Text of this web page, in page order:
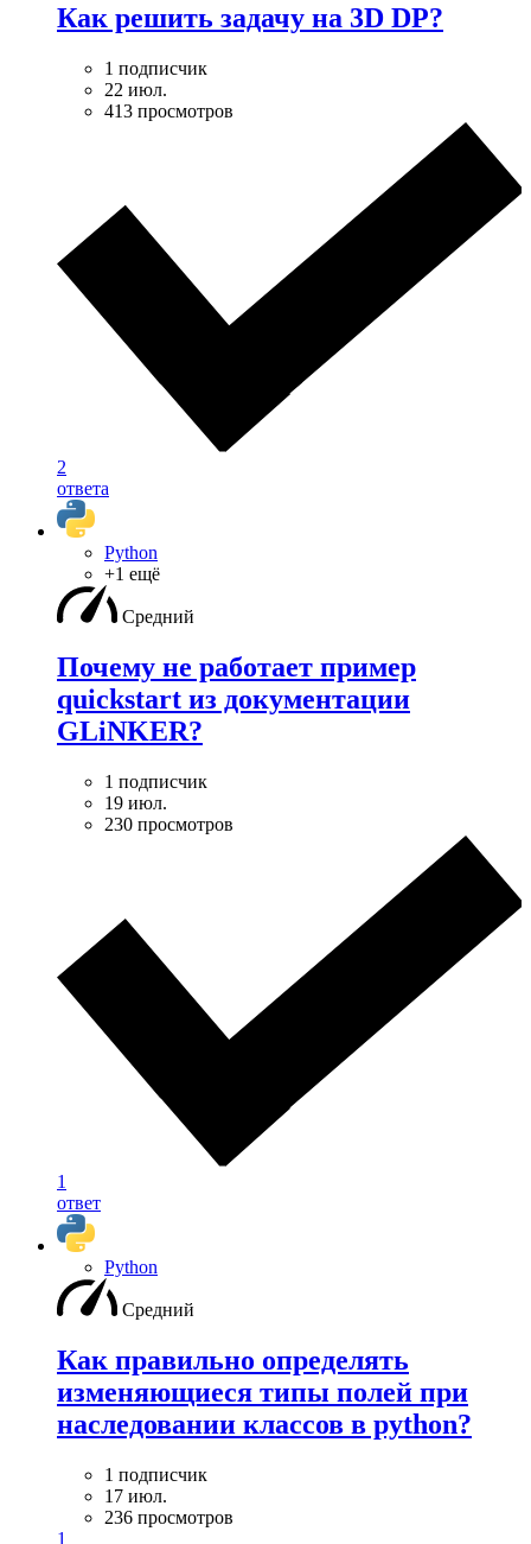
Как решить задачу на 3D DP?
1 подписчик
22 июл.
413 просмотров
2
ответа
Python
+1 ещё
Средний
Почему не работает пример
quickstart из документации
GLiNKER?
1 подписчик
19 июл.
230 просмотров
1
ответ
Python
Средний
Как правильно определять
изменяющиеся типы полей при
наследовании классов в python?
1 подписчик
17 июл.
236 просмотров
1